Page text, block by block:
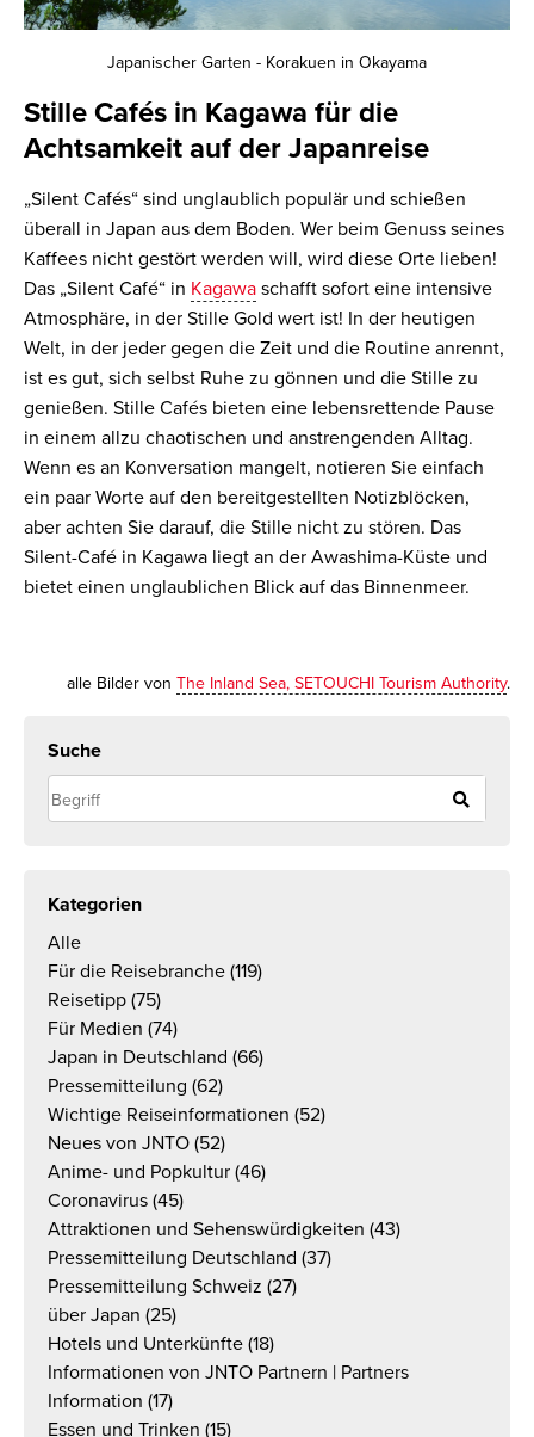
Japanischer Garten - Korakuen in Okayama
Stille Cafés in Kagawa für die
Achtsamkeit auf der Japanreise
„Silent Cafés“ sind unglaublich populär und schießen
überall in Japan aus dem Boden. Wer beim Genuss seines
Kaffees nicht gestört werden will, wird diese Orte lieben!
Das „Silent Café“ in Kagawa schafft sofort eine intensive
Atmosphäre, in der Stille Gold wert ist! In der heutigen
Welt, in der jeder gegen die Zeit und die Routine anrennt,
ist es gut, sich selbst Ruhe zu gönnen und die Stille zu
genießen. Stille Cafés bieten eine lebensrettende Pause
in einem allzu chaotischen und anstrengenden Alltag.
Wenn es an Konversation mangelt, notieren Sie einfach
ein paar Worte auf den bereitgestellten Notizblöcken,
aber achten Sie darauf, die Stille nicht zu stören. Das
Silent-Café in Kagawa liegt an der Awashima-Küste und
bietet einen unglaublichen Blick auf das Binnenmeer.
alle Bilder von The Inland Sea, SETOUCHI Tourism Authority.
Suche
Kategorien
Alle
Für die Reisebranche (119)
Reisetipp (75)
Für Medien (74)
Japan in Deutschland (66)
Pressemitteilung (62)
Wichtige Reiseinformationen (52)
Neues von JNTO (52)
Anime- und Popkultur (46)
Coronavirus (45)
Attraktionen und Sehenswürdigkeiten (43)
Pressemitteilung Deutschland (37)
Pressemitteilung Schweiz (27)
über Japan (25)
Hotels und Unterkünfte (18)
Informationen von JNTO Partnern | Partners
Information (17)
Essen und Trinken (15)